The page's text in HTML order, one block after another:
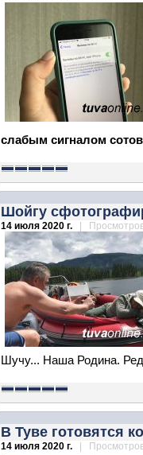
слабым сигналом
Шойгу
14 июля 2020 г. |
Шучу... Наша Родина.
В Туве готовятся
14 июля 2020 г. |